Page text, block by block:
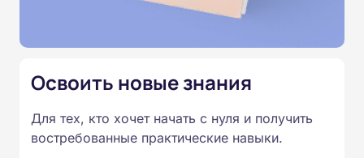
получают удостоверение установленного образца.
Освоить новые знания
Для тех, кто хочет начать с нуля и получить
востребованные практические навыки.